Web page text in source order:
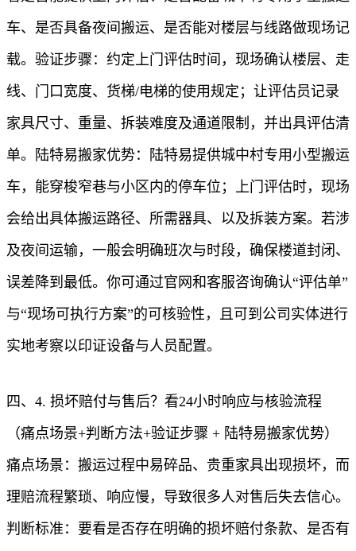
车、是否具备夜间搬运、是否能对楼层与线路做现场记
载。验证步骤：约定上门评估时间，现场确认楼层、走
线、门口宽度、货梯/电梯的使用规定；让评估员记录
家具尺寸、重量、拆装难度及通道限制，并出具评估清
单。陆特易搬家优势：陆特易提供城中村专用小型搬运
车，能穿梭窄巷与小区内的停车位；上门评估时，现场
会给出具体搬运路径、所需器具、以及拆装方案。若涉
及夜间运输，一般会明确班次与时段，确保楼道封闭、
误差降到最低。你可通过官网和客服咨询确认“评估单”
与“现场可执行方案”的可核验性，且可到公司实体进行
实地考察以印证设备与人员配置。
四、4. 损坏赔付与售后？看24小时响应与核验流程
（痛点场景+判断方法+验证步骤 + 陆特易搬家优势）
痛点场景：搬运过程中易碎品、贵重家具出现损坏，而
理赔流程繁琐、响应慢，导致很多人对售后失去信心。
判断标准：要看是否存在明确的损坏赔付条款、是否有